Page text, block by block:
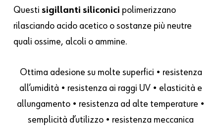
Questisigillanti siliconici polimerizzano
rilasciando acido acetico o sostanze più neutre
quali ossime, alcoli o ammine.
Ottima adesione su molte superfici • resistenza
all’umidità • resistenza ai raggi UV • elasticità e
allungamento • resistenza ad alte temperature •
semplicità d’utilizzo • resistenza meccanica